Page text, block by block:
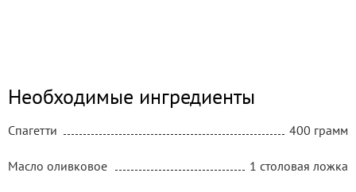
Необходимые ингредиенты
Спагетти 400 грамм
Масло оливковое 1 столовая ложка